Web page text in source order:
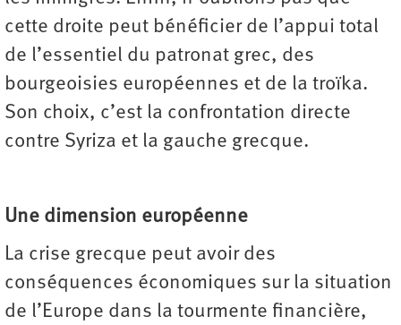
cette droite peut bénéficier de l’appui total
de l’essentiel du patronat grec, des
bourgeoisies européennes et de la troïka.
Son choix, c’est la confrontation directe
contre Syriza et la gauche grecque.
Une dimension européenne
La crise grecque peut avoir des
conséquences économiques sur la situation
de l’Europe dans la tourmente financière,